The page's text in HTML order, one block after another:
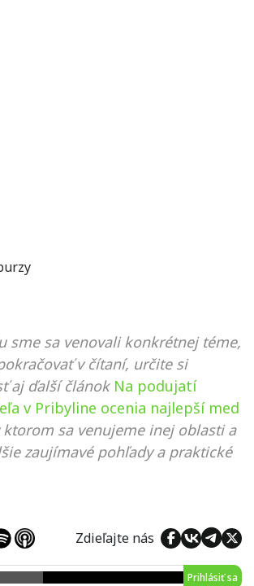
sme sa venovali konkrétnej téme,
v čítaní, určite si
aj ďalší článok Na podujatí
v Pribyline ocenia najlepší med
ktorom sa venujeme inej oblasti a
zaujímavé pohľady a praktické
Zdieľajte nás
Prihlásiť sa